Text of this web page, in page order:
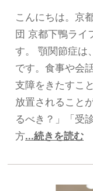
こんにちは。京
団 京都下鴨ライ
す。 顎関節症は
です。食事や会
支障をきたすこ
放置されること
るべき？」「受
方...続きを読む